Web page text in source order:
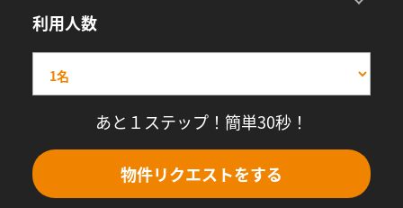
利用人数
あと１ステップ！簡単30秒！
物件リクエストをする